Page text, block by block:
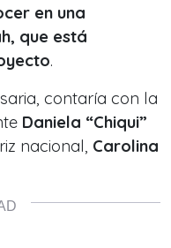
en una
que está
.
contaría con la
Daniela “Chiqui”
nacional, Carolina